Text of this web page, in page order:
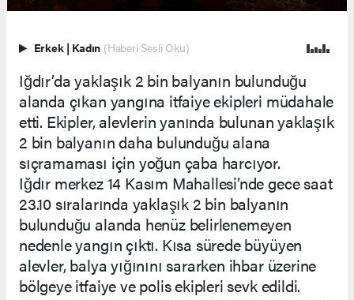
Erkek | Kadın (Haberi Sesli Oku)
Iğdır’da yaklaşık 2 bin balyanın bulunduğu
alanda çıkan yangına itfaiye ekipleri müdahale
etti. Ekipler, alevlerin yanında bulunan yaklaşık
2 bin balyanın daha bulunduğu alana
sıçramaması için yoğun çaba harcıyor.
Iğdır merkez 14 Kasım Mahallesi’nde gece saat
23.10 sıralarında yaklaşık 2 bin balyanın
bulunduğu alanda henüz belirlenemeyen
nedenle yangın çıktı. Kısa sürede büyüyen
alevler, balya yığınını sararken ihbar üzerine
bölgeye itfaiye ve polis ekipleri sevk edildi.